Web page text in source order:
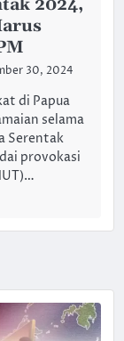
2024,
30, 2024
di Papua
selama
Serentak
provokasi